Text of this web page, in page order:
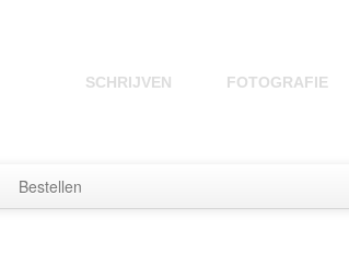
SCHRIJVEN FOTOGRAFIE
Bestellen